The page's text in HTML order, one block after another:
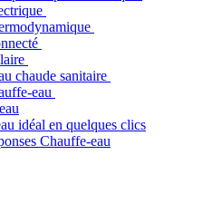
chaude sanitaire
eau
idéal en quelques clics
Chauffe-eau